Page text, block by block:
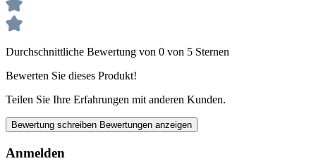
Durchschnittliche Bewertung von 0 von 5 Sternen
Bewerten Sie dieses Produkt!
Teilen Sie Ihre Erfahrungen mit anderen Kunden.
Bewertung schreiben Bewertungen anzeigen
Anmelden